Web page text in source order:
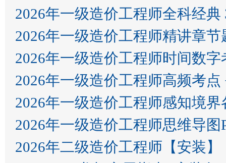
2026年一级造价工程师全科经
2026年一级造价工程师精讲章
2026年一级造价工程师时间数
2026年一级造价工程师高频考
2026年一级造价工程师感知境
2026年一级造价工程师思维导图
2026年二级造价工程师【安装